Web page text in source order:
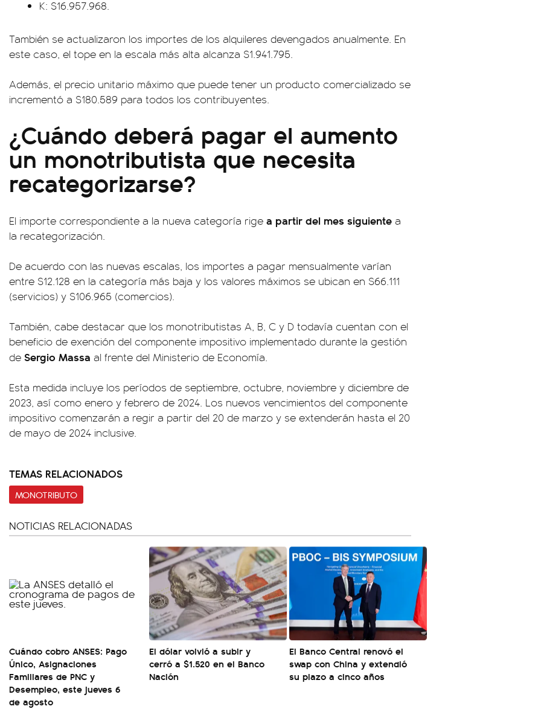
K: $16.957.968.
También se actualizaron los importes de los alquileres devengados anualmente. En
este caso, el tope en la escala más alta alcanza $1.941.795.
Además, el precio unitario máximo que puede tener un producto comercializado se
incrementó a $180.589 para todos los contribuyentes.
¿Cuándo deberá pagar el aumento
un monotributista que necesita
recategorizarse?
El importe correspondiente a la nueva categoría rige a partir del mes siguiente a
la recategorización.
De acuerdo con las nuevas escalas, los importes a pagar mensualmente varían
entre $12.128 en la categoría más baja y los valores máximos se ubican en $66.111
(servicios) y $106.965 (comercios).
También, cabe destacar que los monotributistas A, B, C y D todavía cuentan con el
beneficio de exención del componente impositivo implementado durante la gestión
de Sergio Massa al frente del Ministerio de Economía.
Esta medida incluye los períodos de septiembre, octubre, noviembre y diciembre de
2023, así como enero y febrero de 2024. Los nuevos vencimientos del componente
impositivo comenzarán a regir a partir del 20 de marzo y se extenderán hasta el 20
de mayo de 2024 inclusive.
TEMAS RELACIONADOS
MONOTRIBUTO
NOTICIAS RELACIONADAS
Cuándo cobro ANSES: Pago
Único, Asignaciones
Familiares de PNC y
Desempleo, este jueves 6
de agosto
El dólar volvió a subir y
cerró a $1.520 en el Banco
Nación
El Banco Central renovó el
swap con China y extendió
su plazo a cinco años